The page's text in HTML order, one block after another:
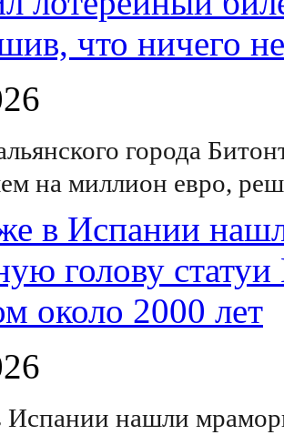
города
на миллион евро,
нашли